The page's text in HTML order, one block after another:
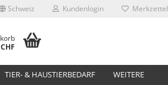
Schweiz Kundenlogin Merkzettel
TIER- & HAUSTIERBEDARF WEITERE